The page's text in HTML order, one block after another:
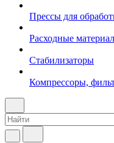
Прессы для
Расходные
Стабилизаторы
Компрессоры,